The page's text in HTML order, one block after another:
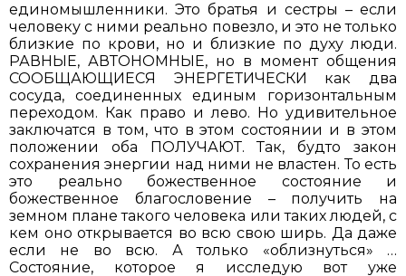
единомышленники. Это братья и сестры – если
человеку с ними реально повезло, и это не только
близкие по крови, но и близкие по духу люди.
РАВНЫЕ, АВТОНОМНЫЕ, но в момент общения
СООБЩАЮЩИЕСЯ ЭНЕРГЕТИЧЕСКИ как два
сосуда, соединенных единым горизонтальным
переходом. Как право и лево. Но удивительное
заключатся в том, что в этом состоянии и в этом
положении оба ПОЛУЧАЮТ. Так, будто закон
сохранения энергии над ними не властен. То есть
это реально божественное состояние и
божественное благословение – получить на
земном плане такого человека или таких людей, с
кем оно открывается во всю свою ширь. Да даже
если не во всю. А только «облизнуться» …
Состояние, которое я исследую вот уже